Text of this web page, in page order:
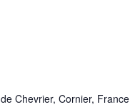
Chevrier, Cornier, France